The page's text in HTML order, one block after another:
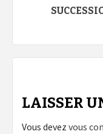
LAISSER
Vous devez vous